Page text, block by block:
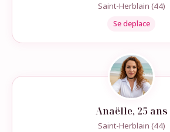
Saint-Herblain (44)
Se deplace
Anaëlle, 25 ans
Saint-Herblain (44)